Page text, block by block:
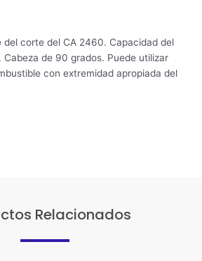
del corte del CA 2460. Capacidad del
de 90 grados. Puede utilizar
con extremidad apropiada del
Relacionados